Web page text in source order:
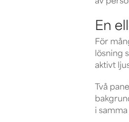
En
För
lösning
aktivt
Två
i samma